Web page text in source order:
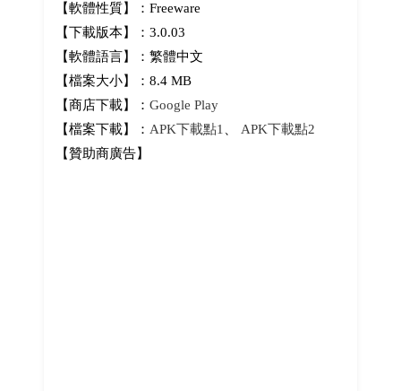
【軟體性質】：Freeware
【下載版本】：3.0.03
【軟體語言】：繁體中文
【檔案大小】：8.4 MB
【商店下載】： Google Play
【檔案下載】： APK下載點1、
APK下載點2
【贊助商廣告】